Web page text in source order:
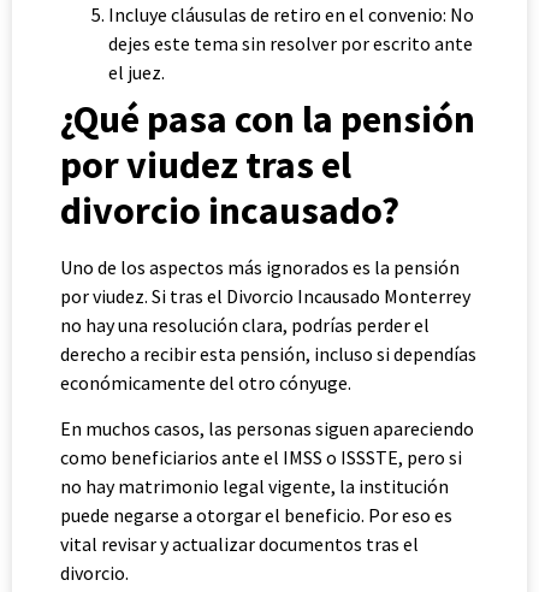
Incluye cláusulas de retiro en el convenio: No
dejes este tema sin resolver por escrito ante
el juez.
¿Qué pasa con la pensión
por viudez tras el
divorcio incausado?
Uno de los aspectos más ignorados es la pensión
por viudez. Si tras el Divorcio Incausado Monterrey
no hay una resolución clara, podrías perder el
derecho a recibir esta pensión, incluso si dependías
económicamente del otro cónyuge.
En muchos casos, las personas siguen apareciendo
como beneficiarios ante el IMSS o ISSSTE, pero si
no hay matrimonio legal vigente, la institución
puede negarse a otorgar el beneficio. Por eso es
vital revisar y actualizar documentos tras el
divorcio.